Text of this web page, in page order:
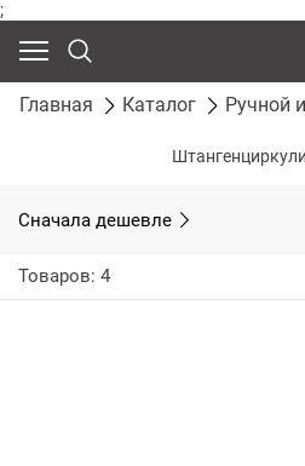
;
Главная Каталог Ручной
Сначала дешевле
Товаров: 4